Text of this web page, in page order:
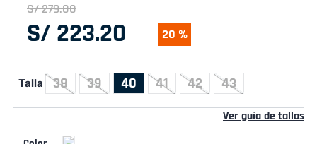
S/279.00
S/ 223.20 20 %
Talla 38 39 40 41 42 43
Ver guía de tallas